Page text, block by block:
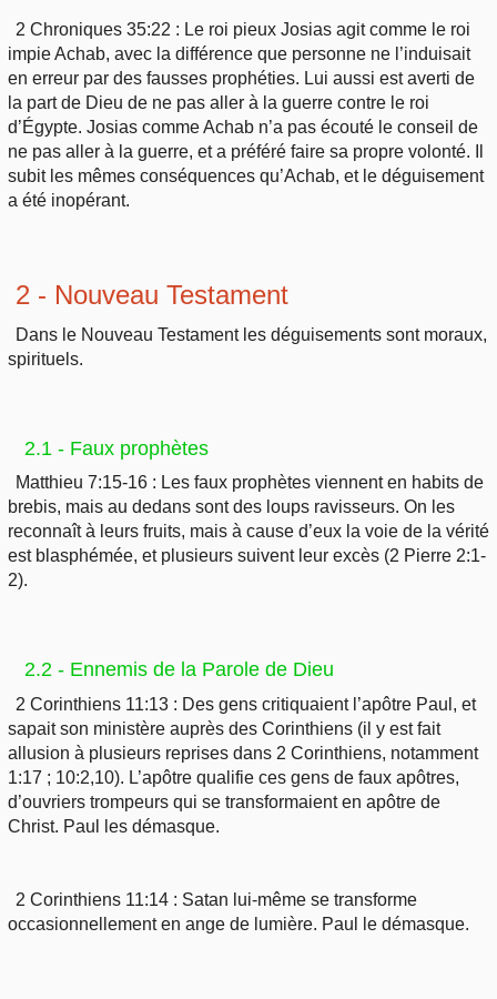
2 Chroniques 35:22 : Le roi pieux Josias agit comme le roi
impie Achab, avec la différence que personne ne l’induisait
en erreur par des fausses prophéties. Lui aussi est averti de
la part de Dieu de ne pas aller à la guerre contre le roi
d’Égypte. Josias comme Achab n’a pas écouté le conseil de
ne pas aller à la guerre, et a préféré faire sa propre volonté. Il
subit les mêmes conséquences qu’Achab, et le déguisement
a été inopérant.
2 - Nouveau Testament
Dans le Nouveau Testament les déguisements sont moraux,
spirituels.
2.1 - Faux prophètes
Matthieu 7:15-16 : Les faux prophètes viennent en habits de
brebis, mais au dedans sont des loups ravisseurs. On les
reconnaît à leurs fruits, mais à cause d’eux la voie de la vérité
est blasphémée, et plusieurs suivent leur excès (2 Pierre 2:1-
2).
2.2 - Ennemis de la Parole de Dieu
2 Corinthiens 11:13 : Des gens critiquaient l’apôtre Paul, et
sapait son ministère auprès des Corinthiens (il y est fait
allusion à plusieurs reprises dans 2 Corinthiens, notamment
1:17 ; 10:2,10). L’apôtre qualifie ces gens de faux apôtres,
d’ouvriers trompeurs qui se transformaient en apôtre de
Christ. Paul les démasque.
2 Corinthiens 11:14 : Satan lui-même se transforme
occasionnellement en ange de lumière. Paul le démasque.